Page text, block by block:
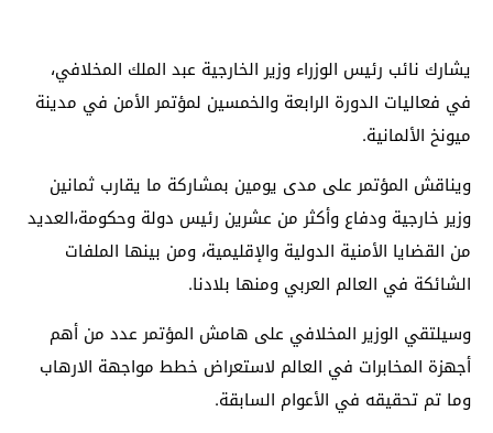
يشارك نائب رئيس الوزراء وزير الخارجية عبد الملك المخلافي،
في فعاليات الدورة الرابعة والخمسين لمؤتمر الأمن في مدينة
ميونخ الألمانية.
ويناقش المؤتمر على مدى يومين بمشاركة ما يقارب ثمانين
وزير خارجية ودفاع وأكثر من عشرين رئيس دولة وحكومة،العديد
من القضايا الأمنية الدولية والإقليمية، ومن بينها الملفات
الشائكة في العالم العربي ومنها بلادنا.
وسيلتقي الوزير المخلافي على هامش المؤتمر عدد من أهم
أجهزة المخابرات في العالم لاستعراض خطط مواجهة الارهاب
وما تم تحقيقه في الأعوام السابقة.